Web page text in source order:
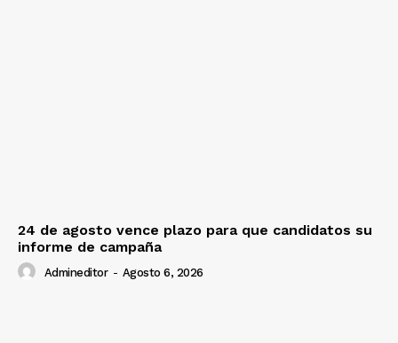
24 de agosto vence plazo para que candidatos su
informe de campaña
Admineditor - Agosto 6, 2026